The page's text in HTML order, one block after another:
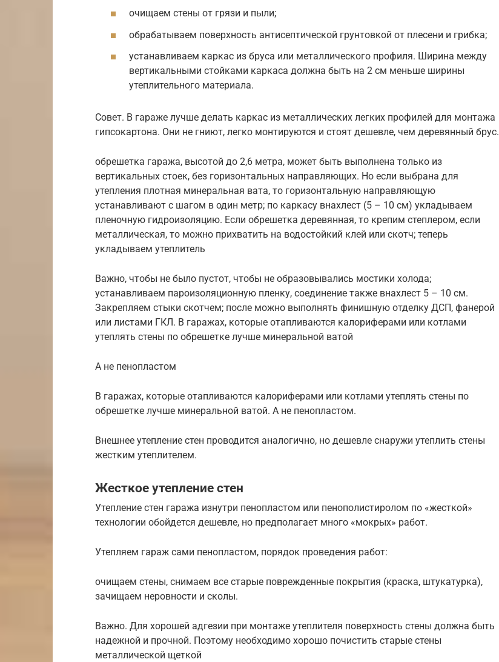
очищаем стены от грязи и пыли;
обрабатываем поверхность антисептической грунтовкой от плесени и грибка;
устанавливаем каркас из бруса или металлического профиля. Ширина между
вертикальными стойками каркаса должна быть на 2 см меньше ширины
утеплительного материала.
Совет. В гараже лучше делать каркас из металлических легких профилей для монтажа
гипсокартона. Они не гниют, легко монтируются и стоят дешевле, чем деревянный брус.
обрешетка гаража, высотой до 2,6 метра, может быть выполнена только из
вертикальных стоек, без горизонтальных направляющих. Но если выбрана для
утепления плотная минеральная вата, то горизонтальную направляющую
устанавливают с шагом в один метр; по каркасу внахлест (5 – 10 см) укладываем
пленочную гидроизоляцию. Если обрешетка деревянная, то крепим степлером, если
металлическая, то можно прихватить на водостойкий клей или скотч; теперь
укладываем утеплитель
Важно, чтобы не было пустот, чтобы не образовывались мостики холода;
устанавливаем пароизоляционную пленку, соединение также внахлест 5 – 10 см.
Закрепляем стыки скотчем; после можно выполнять финишную отделку ДСП, фанерой
или листами ГКЛ. В гаражах, которые отапливаются калориферами или котлами
утеплять стены по обрешетке лучше минеральной ватой
А не пенопластом
В гаражах, которые отапливаются калориферами или котлами утеплять стены по
обрешетке лучше минеральной ватой. А не пенопластом.
Внешнее утепление стен проводится аналогично, но дешевле снаружи утеплить стены
жестким утеплителем.
Жесткое утепление стен
Утепление стен гаража изнутри пенопластом или пенополистиролом по «жесткой»
технологии обойдется дешевле, но предполагает много «мокрых» работ.
Утепляем гараж сами пенопластом, порядок проведения работ:
очищаем стены, снимаем все старые поврежденные покрытия (краска, штукатурка),
зачищаем неровности и сколы.
Важно. Для хорошей адгезии при монтаже утеплителя поверхность стены должна быть
надежной и прочной. Поэтому необходимо хорошо почистить старые стены
металлической щеткой